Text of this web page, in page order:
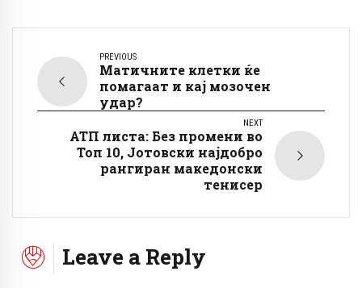
PREVIOUS
Матичните клетки ќе
помагаат и кај мозочен
удар?
NEXT
АТП листа: Без промени во
Топ 10, Јотовски најдобро
рангиран македонски
тенисер
Leave a Reply